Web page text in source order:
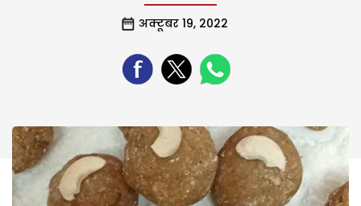
अक्टूबर 19, 2022